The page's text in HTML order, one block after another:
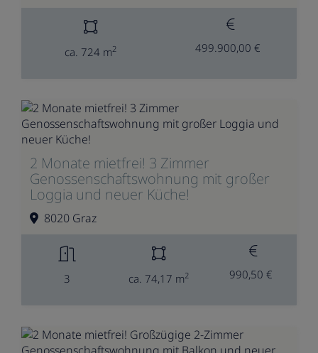
ca. 724 m2 499.900,00 €
2 Monate mietfrei! 3 Zimmer
Genossenschaftswohnung mit großer
Loggia und neuer Küche!
8020 Graz
3 ca. 74,17 m2 990,50 €